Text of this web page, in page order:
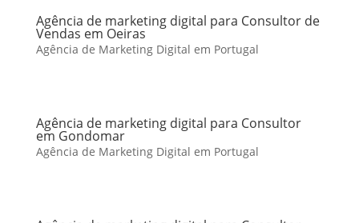
Agência de marketing digital para Consultor de
Vendas em Oeiras
Agência de Marketing Digital em Portugal
Agência de marketing digital para Consultor
em Gondomar
Agência de Marketing Digital em Portugal